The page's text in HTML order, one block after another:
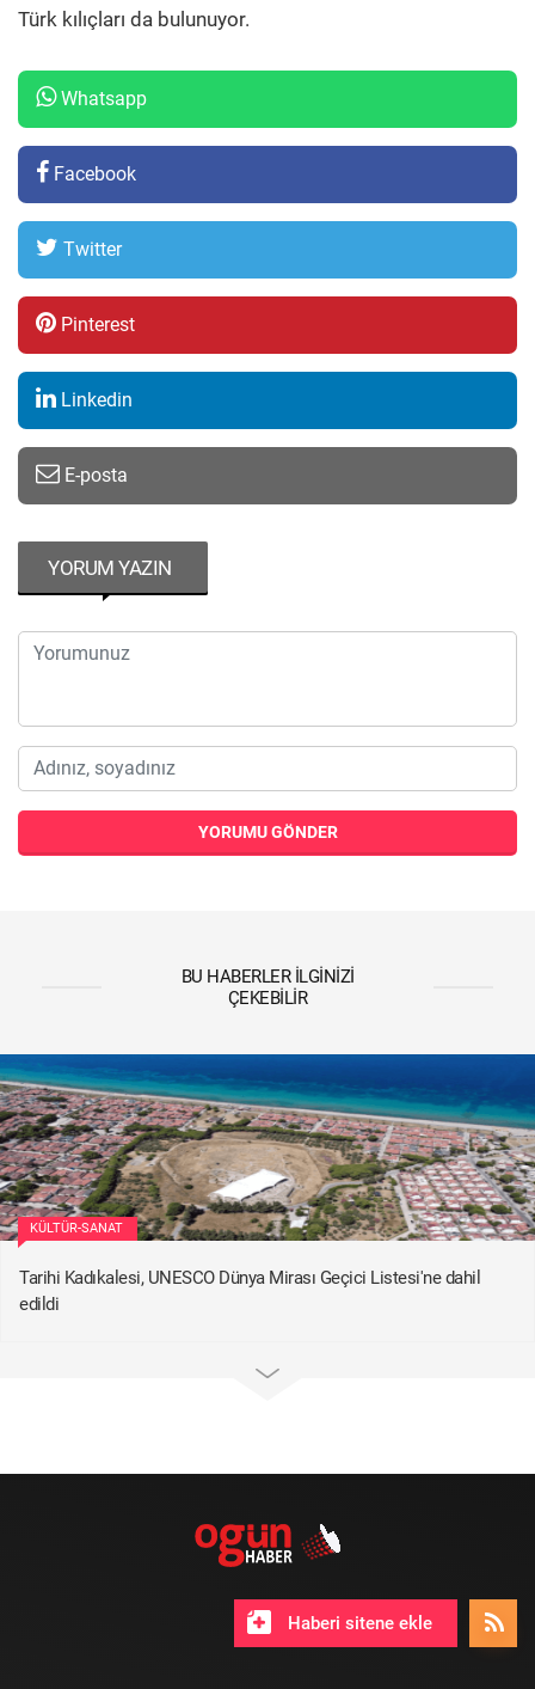
Türk kılıçları da bulunuyor.
Whatsapp
Facebook
Twitter
Pinterest
Linkedin
E-posta
YORUM YAZIN
YORUMU GÖNDER
BU HABERLER İLGINIZI
ÇEKEBILIR
KÜLTÜR-SANAT
Tarihi Kadıkalesi, UNESCO Dünya Mirası Geçici Listesi'ne dahil
edildi
Haberi sitene ekle